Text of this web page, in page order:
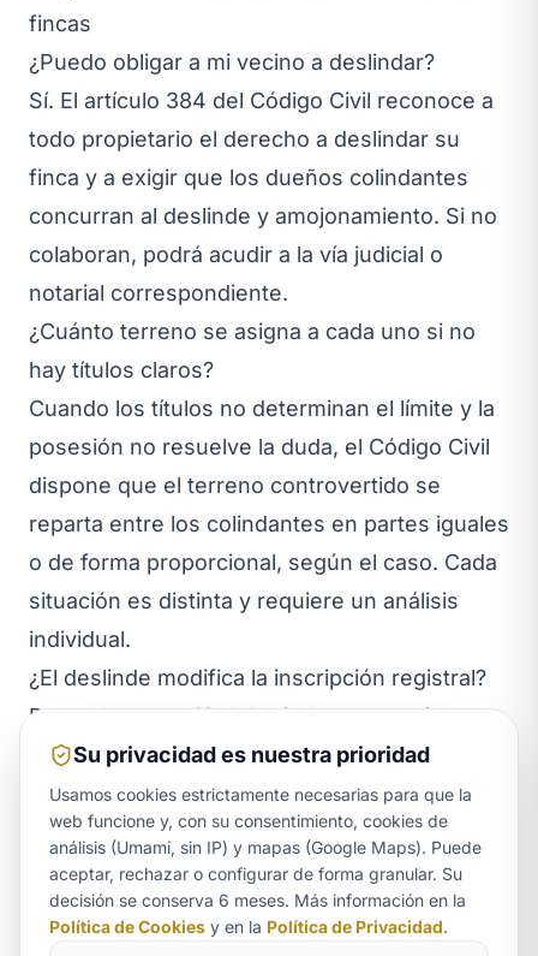
fincas
¿Puedo obligar a mi vecino a deslindar?
Sí. El artículo 384 del Código Civil reconoce a
todo propietario el derecho a deslindar su
finca y a exigir que los dueños colindantes
concurran al deslinde y amojonamiento. Si no
colaboran, podrá acudir a la vía judicial o
notarial correspondiente.
¿Cuánto terreno se asigna a cada uno si no
hay títulos claros?
Cuando los títulos no determinan el límite y la
posesión no resuelve la duda, el Código Civil
dispone que el terreno controvertido se
reparta entre los colindantes en partes iguales
o de forma proporcional, según el caso. Cada
situación es distinta y requiere un análisis
individual.
¿El deslinde modifica la inscripción registral?
Puede hacerlo. Si el deslinde se coordina con
la representación gráfica georreferenciada
(arts. 199 y 200 de la Ley Hipotecaria), permite
rectificar y actualizar la descripción de la finca
en el Registro y coordinarla con el Catastro.
Un conflicto de linderos no se resuelve con
buena voluntad cuando el vecino no la tiene:
Aurora
ASISTENTE LEGAL
Su privacidad es nuestra prioridad
Usamos cookies estrictamente necesarias para que la
web funcione y, con su consentimiento, cookies de
análisis (Umami, sin IP) y mapas (Google Maps). Puede
aceptar, rechazar o configurar de forma granular. Su
decisión se conserva 6 meses. Más información en la
Política de Cookies y en la Política de Privacidad.